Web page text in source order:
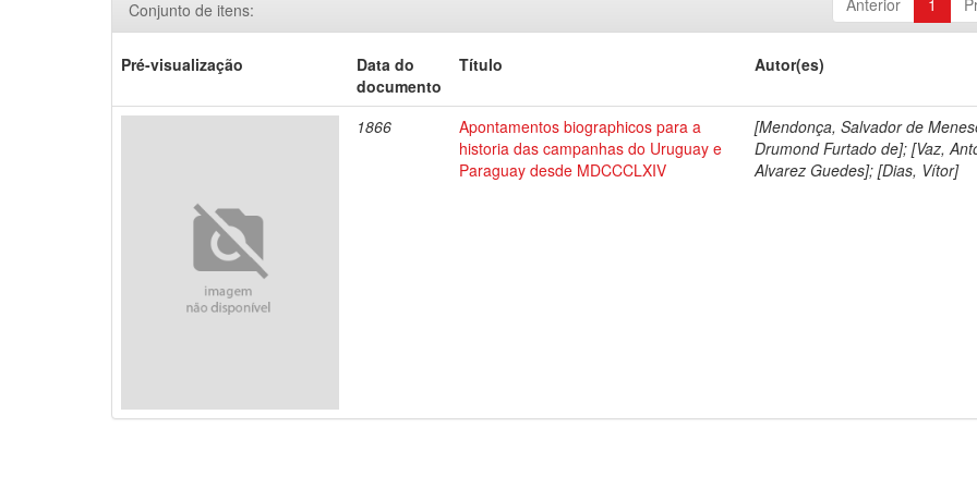
Anterior 1
Conjunto de itens:
Pré-visualização
Data do
documento
Título Autor(es)
1866
Apontamentos biographicos para a
historia das campanhas do Uruguay e
Paraguay desde MDCCCLXIV
[Mendonça, Salvador de
Drumond Furtado de]; [Vaz,
Alvarez Guedes]; [Dias, Vítor]